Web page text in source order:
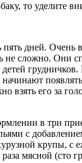
то уделите
пять дней.
не сложно. Они
его за
в три
с
крупы, с
мясной (сто